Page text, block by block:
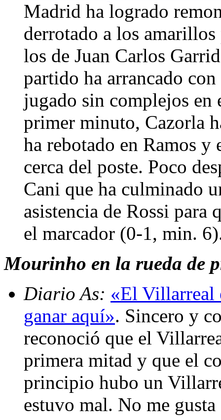
Madrid ha logrado
derrotado a los
los de Juan Carlos
partido ha arrancado
jugado sin complejos en
primer minuto, Cazorla
ha rebotado en Ramos
cerca del poste. Poco
Cani que ha culminado
asistencia de Rossi para
el marcador (0-1, min.
Mourinho en la rueda de
Diario As: «El Villarreal
ganar aquí». Sincero y
reconoció que el
primera mitad y que el
principio hubo un
estuvo mal. No me